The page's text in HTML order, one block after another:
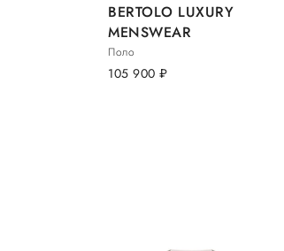
BERTOLO LUXURY
MENSWEAR
Поло
105 900 руб.